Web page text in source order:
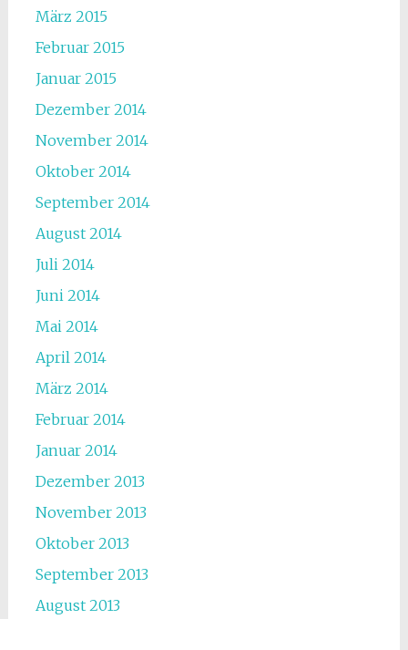
März 2015
Februar 2015
Januar 2015
Dezember 2014
November 2014
Oktober 2014
September 2014
August 2014
Juli 2014
Juni 2014
Mai 2014
April 2014
März 2014
Februar 2014
Januar 2014
Dezember 2013
November 2013
Oktober 2013
September 2013
August 2013